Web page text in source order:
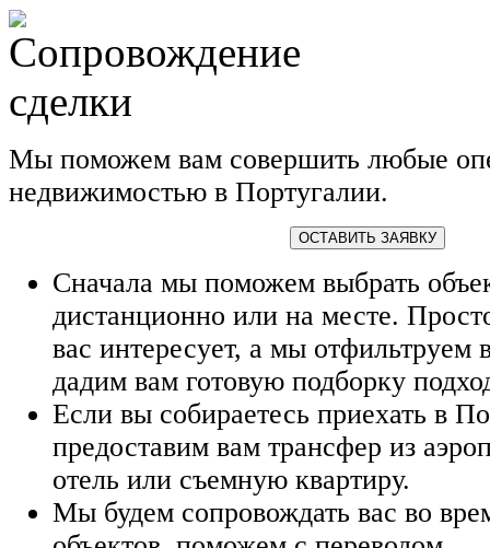
Мы поможем вам совершить любые
недвижимостью в Португалии.
ОСТАВИТЬ ЗАЯВКУ
Сначала мы поможем выбрать
дистанционно или на месте.
вас интересует, а мы отфильтруем
дадим вам готовую подборку
Если вы собираетесь приехать в
предоставим вам трансфер из
отель или съемную квартиру.
Мы будем сопровождать вас во